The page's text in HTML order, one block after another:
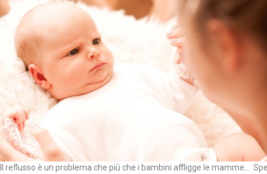
Il reflusso è un problema che più che i bambini affligge le mamme…